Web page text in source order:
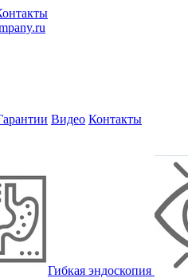
Видео Контакты
Гибкая эндоскопия